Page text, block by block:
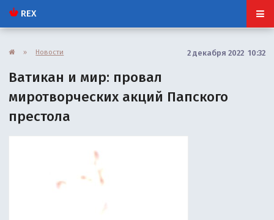
REX
» Новости 2 декабря 2022 10:32
Ватикан и мир: провал
миротворческих акций Папского
престола